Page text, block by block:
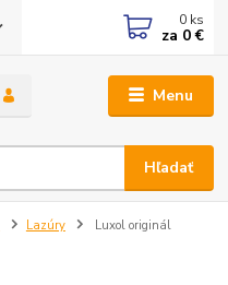
Menu
Hľadať
0 ks
za 0 €
Lazúry Luxol originál